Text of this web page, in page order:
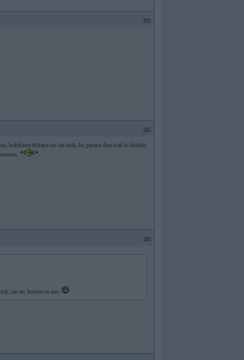
#84
#85
kolektora tīrīšana un citi sūdi, ko parasti dara kad to dzinēju
#86
zin tie, kuriem to nav.